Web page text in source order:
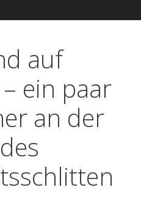
auf
ein paar
an der